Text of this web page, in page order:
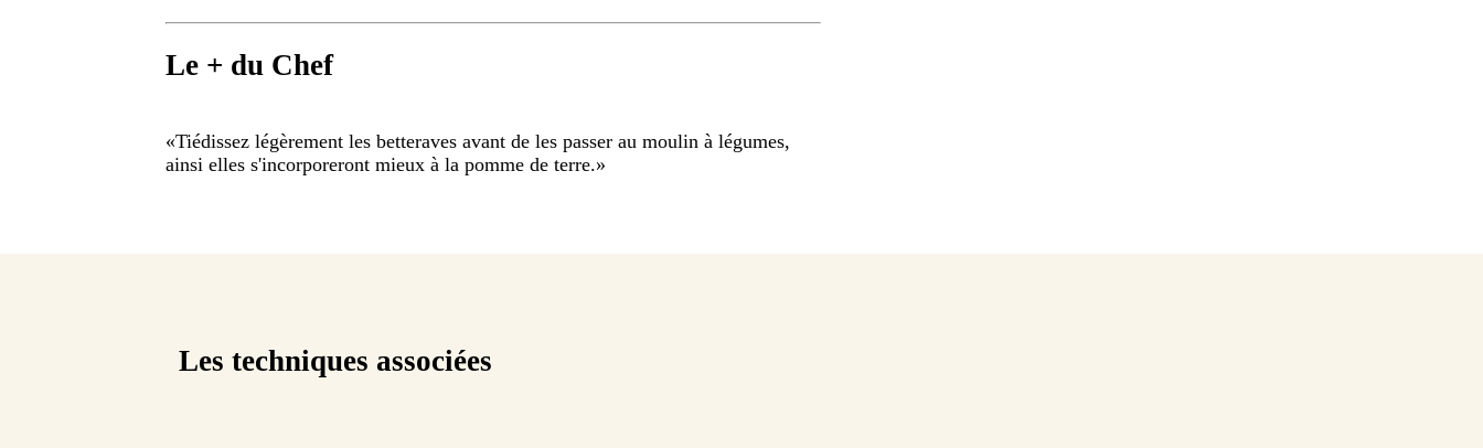
Le + du Chef
«Tiédissez légèrement les betteraves avant de les passer au moulin à légumes,
ainsi elles s'incorporeront mieux à la pomme de terre.»
Les techniques associées